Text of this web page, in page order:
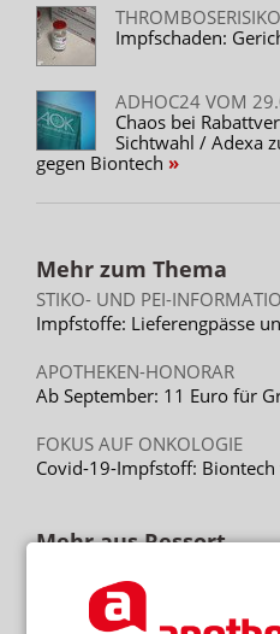
Impfschaden:
ADHOC24 VOM
Chaos bei
Sichtwahl / Adexa
gegen Biontech
Mehr zum Thema
STIKO- UND PEI-
Impfstoffe: Lieferengpässe
APOTHEKEN-HONORAR
Ab September: 11 Euro für
FOKUS AUF ONKOLOGIE
Covid-19-Impfstoff:
Mehr aus Ressort
Wieder Vitamin-D-Vergiftung